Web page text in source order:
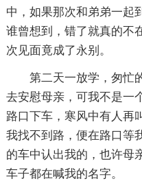
中，如果那次和弟弟一起
谁曾想到，错了就真的不
次见面竟成了永别。
第二天一放学，匆忙
去安慰母亲，可我不是一
路口下车，寒风中有人再
我找不到路，便在路口等
的车中认出我的，也许母
车子都在喊我的名字。